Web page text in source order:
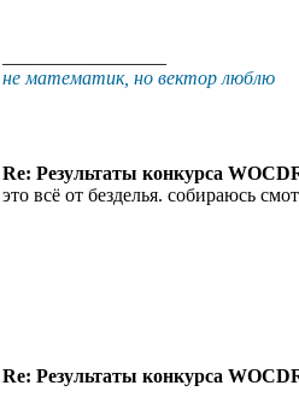
не математик, но вектор люблю
Re: Результаты конкурса
это всё от безделья. собираюсь
Re: Результаты конкурса